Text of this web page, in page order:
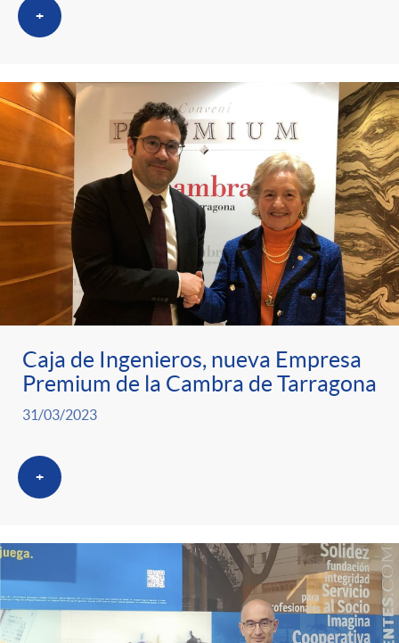
+
Caja de Ingenieros, nueva Empresa
Premium de la Cambra de Tarragona
31/03/2023
+